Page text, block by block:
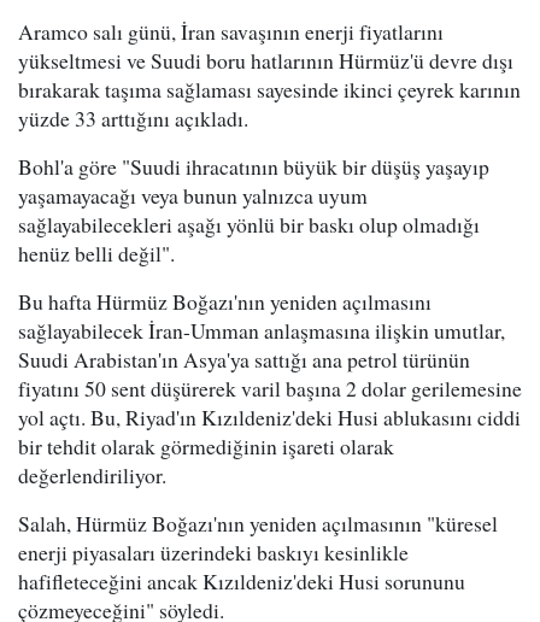
Aramco salı günü, İran savaşının enerji fiyatlarını
yükseltmesi ve Suudi boru hatlarının Hürmüz'ü devre dışı
bırakarak taşıma sağlaması sayesinde ikinci çeyrek karının
yüzde 33 arttığını açıkladı.
Bohl'a göre "Suudi ihracatının büyük bir düşüş yaşayıp
yaşamayacağı veya bunun yalnızca uyum
sağlayabilecekleri aşağı yönlü bir baskı olup olmadığı
henüz belli değil".
Bu hafta Hürmüz Boğazı'nın yeniden açılmasını
sağlayabilecek İran-Umman anlaşmasına ilişkin umutlar,
Suudi Arabistan'ın Asya'ya sattığı ana petrol türünün
fiyatını 50 sent düşürerek varil başına 2 dolar gerilemesine
yol açtı. Bu, Riyad'ın Kızıldeniz'deki Husi ablukasını ciddi
bir tehdit olarak görmediğinin işareti olarak
değerlendiriliyor.
Salah, Hürmüz Boğazı'nın yeniden açılmasının "küresel
enerji piyasaları üzerindeki baskıyı kesinlikle
hafifleteceğini ancak Kızıldeniz'deki Husi sorununu
çözmeyeceğini" söyledi.